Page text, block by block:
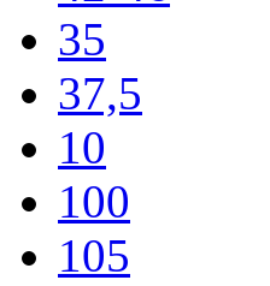
35
37,5
10
100
105